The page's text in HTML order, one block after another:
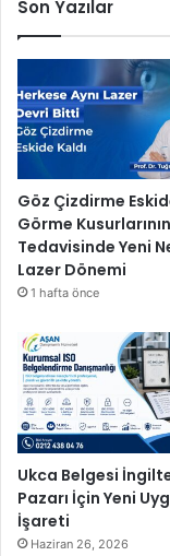
Son Yazılar
Göz Çizdirme
Görme Kusurlarının
Tedavisinde Yeni
Lazer Dönemi
1 hafta önce
Ukca Belgesi
Pazarı İçin Yeni
İşareti
Haziran 26, 2026